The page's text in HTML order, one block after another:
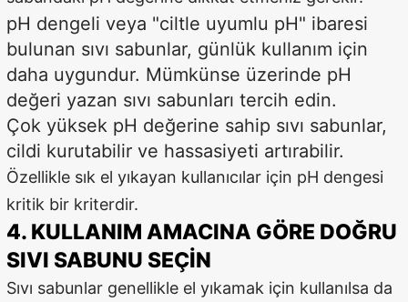
pH dengeli veya "ciltle uyumlu pH" ibaresi
bulunan sıvı sabunlar, günlük kullanım için
daha uygundur. Mümkünse üzerinde pH
değeri yazan sıvı sabunları tercih edin.
Çok yüksek pH değerine sahip sıvı sabunlar,
cildi kurutabilir ve hassasiyeti artırabilir.
Özellikle sık el yıkayan kullanıcılar için pH dengesi
kritik bir kriterdir.
4. KULLANIM AMACINA GÖRE DOĞRU
SIVI SABUNU SEÇIN
Sıvı sabunlar genellikle el yıkamak için kullanılsa da